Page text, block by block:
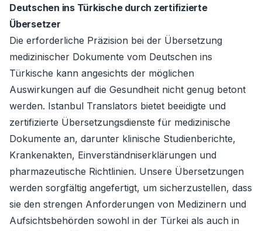
Deutschen ins Türkische durch zertifizierte
Übersetzer
Die erforderliche Präzision bei der Übersetzung
medizinischer Dokumente vom Deutschen ins
Türkische kann angesichts der möglichen
Auswirkungen auf die Gesundheit nicht genug betont
werden. Istanbul Translators bietet beeidigte und
zertifizierte Übersetzungsdienste für medizinische
Dokumente an, darunter klinische Studienberichte,
Krankenakten, Einverständniserklärungen und
pharmazeutische Richtlinien. Unsere Übersetzungen
werden sorgfältig angefertigt, um sicherzustellen, dass
sie den strengen Anforderungen von Medizinern und
Aufsichtsbehörden sowohl in der Türkei als auch in